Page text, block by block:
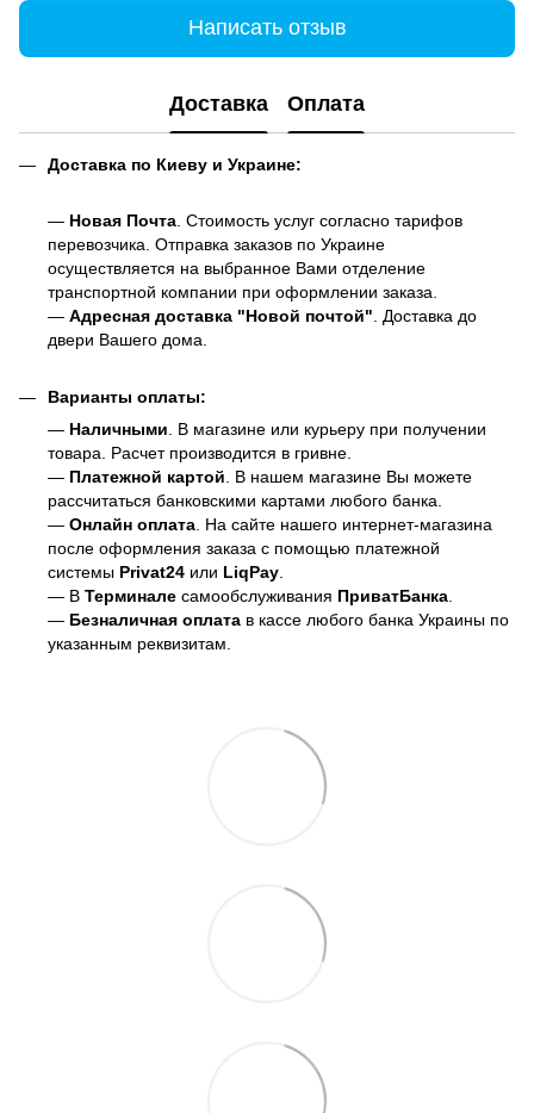
Написать отзыв
Доставка Оплата
Доставка по Киеву и Украине:
— Новая Почта . Стоимость услуг согласно тарифов
перевозчика. Отправка заказов по Украине
осуществляется на выбранное Вами отделение
транспортной компании при оформлении заказа.
— Адресная доставка "Новой почтой" . Доставка до
двери Вашего дома.
Варианты оплаты:
— Наличными . В магазине или курьеру при получении
товара. Расчет производится в гривне.
— Платежной картой . В нашем магазине Вы можете
рассчитаться банковскими картами любого банка.
— Онлайн оплата . На сайте нашего интернет-магазина
после оформления заказа с помощью платежной
системы Privat24 или LiqPay
— В Терминале самообслуживания ПриватБанка
— Безналичная оплата в кассе любого банка Украины по
указанным реквизитам.